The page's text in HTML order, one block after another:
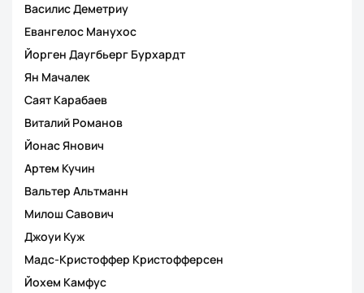
Василис Деметриу
Евангелос Манухос
Йорген Даугбьерг Бурхардт
Ян Мачалек
Саят Карабаев
Виталий Романов
Йонас Янович
Артем Кучин
Вальтер Альтманн
Милош Савович
Джоуи Куж
Мадс-Кристоффер Кристофферсен
Йохем Камфус